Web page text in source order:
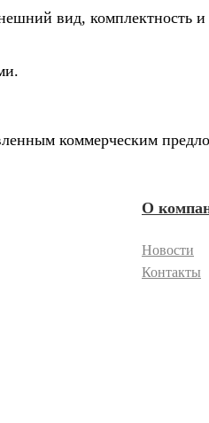
вид, комплектность
коммерческим
О
Новости
Контакты